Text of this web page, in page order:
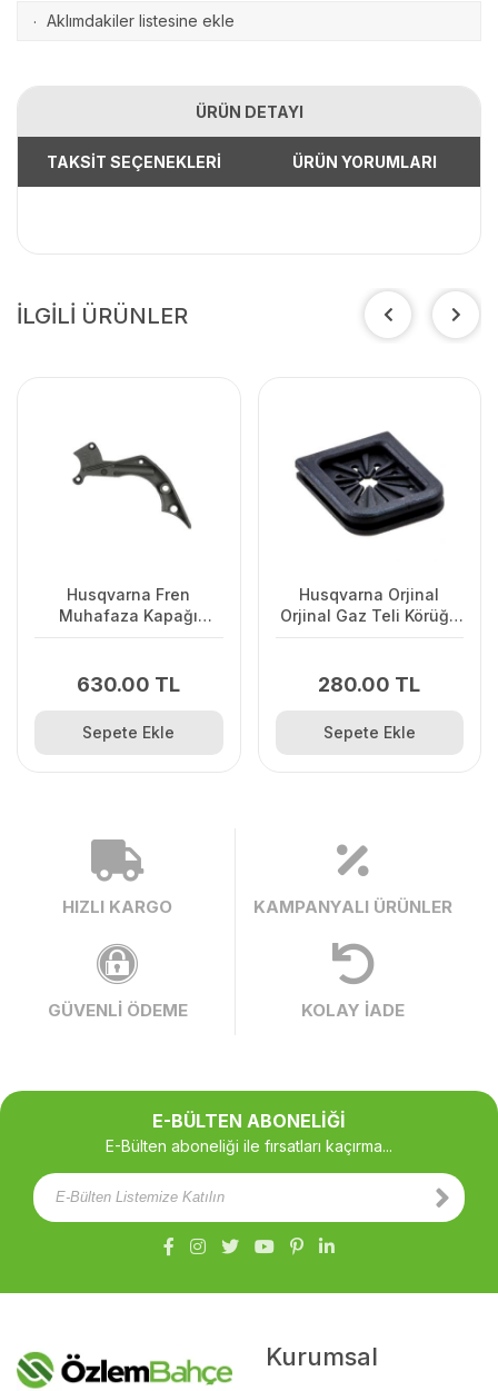
· Aklımdakiler listesine ekle
ÜRÜN DETAYI
TAKSİT SEÇENEKLERİ ÜRÜN YORUMLARI
İLGİLİ ÜRÜNLER
Husqvarna Fren
Muhafaza Kapağı
630.00 TL
Sepete Ekle
Husqvarna Orjinal
Orjinal Gaz Teli Körüğü
280.00 TL
Sepete Ekle
HIZLI KARGO KAMPANYALI ÜRÜNLER
GÜVENLİ ÖDEME KOLAY İADE
E-BÜLTEN ABONELİĞİ
E-Bülten aboneliği ile fırsatları kaçırma...
Kurumsal